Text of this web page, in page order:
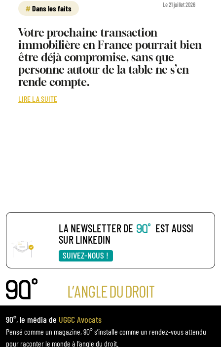
Dans les faits Le 21 juillet 2026
Votre prochaine transaction
immobilière en France pourrait bien
être déjà compromise, sans que
personne autour de la table ne s’en
rende compte.
LIRE LA SUITE
LA NEWSLETTER DE
EST AUSSI
SUR LINKEDIN
SUIVEZ-NOUS !
90°, le média de UGGC Avocats
Pensé comme un magazine, 90° s’installe comme un rendez-vous attendu
pour raconter le monde à l’angle du droit.